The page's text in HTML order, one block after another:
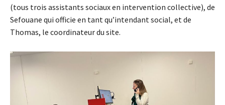
(tous trois assistants sociaux en intervention collective), de
Sefouane qui officie en tant qu’intendant social, et de
Thomas, le coordinateur du site.